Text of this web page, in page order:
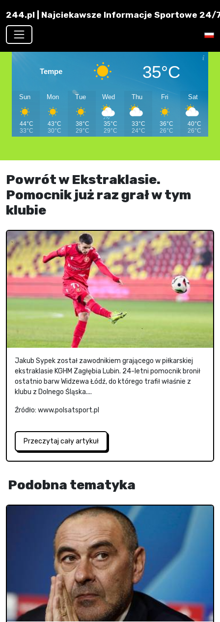
244.pl | Najciekawsze Informacje Sportowe 24/
Tempe 35°C
Sun
44°C
33°C
Mon
43°C
30°C
Tue
38°C
29°C
Wed
35°C
29°C
Thu
33°C
24°C
Fri
36°C
26°C
Sat
40°C
26°C
Powrót w Ekstraklasie.
Pomocnik już raz grał w tym
klubie
Jakub Sypek został zawodnikiem grającego w piłkarskiej
ekstraklasie KGHM Zagłębia Lubin. 24-letni pomocnik bronił
ostatnio barw Widzewa Łódź, do którego trafił właśnie z
klubu z Dolnego Śląska....
Źródło: www.polsatsport.pl
Przeczytaj cały artykuł
Podobna tematyka